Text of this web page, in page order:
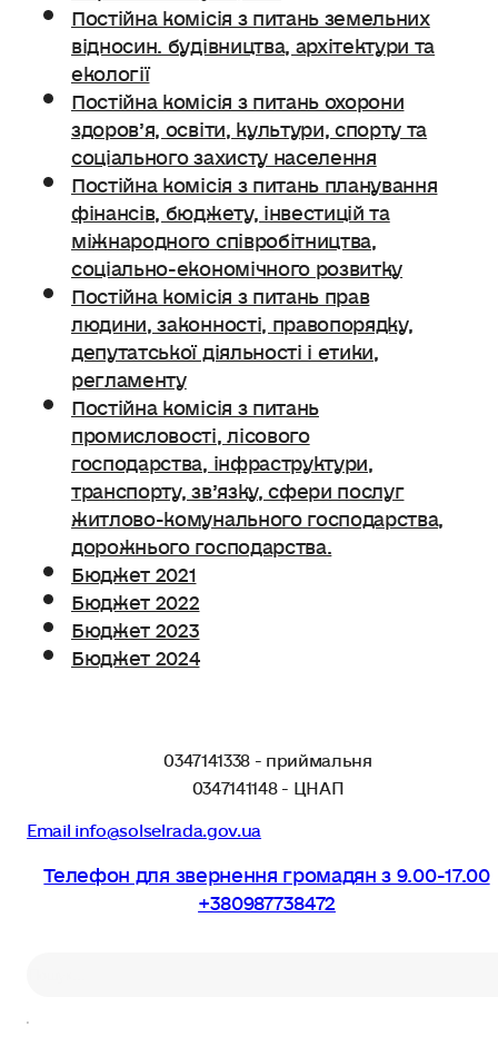
Постійна комісія з питань земельних
відносин. будівництва, архітектури та
екології
Постійна комісія з питань охорони
здоров’я, освіти, культури, спорту та
соціального захисту населення
Постійна комісія з питань планування
фінансів, бюджету, інвестицій та
міжнародного співробітництва,
соціально-економічного розвитку
Постійна комісія з питань прав
людини, законності, правопорядку,
депутатської діяльності і етики,
регламенту
Постійна комісія з питань
промисловості, лісового
господарства, інфраструктури,
транспорту, зв’язку, сфери послуг
житлово-комунального господарства,
дорожнього господарства.
Бюджет 2021
Бюджет 2022
Бюджет 2023
Бюджет 2024
0347141338 - приймальня
0347141148 - ЦНАП
Email info@solselrada.gov.ua
Телефон для звернення громадян з 9.00-17.00
+380987738472